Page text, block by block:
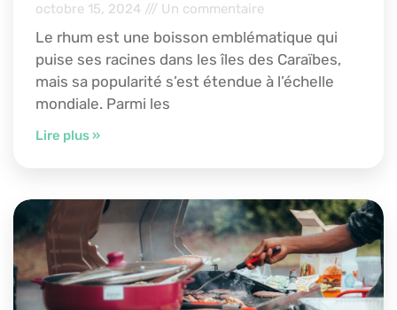
octobre 15, 2024 Un commentaire
Le rhum est une boisson emblématique qui
puise ses racines dans les îles des Caraïbes,
mais sa popularité s’est étendue à l’échelle
mondiale. Parmi les
Lire plus »